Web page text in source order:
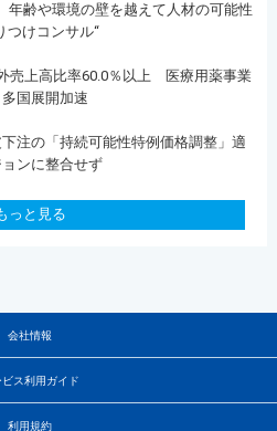
齢や環境の壁を越えて人材の可能性
けコンサル“
売上高比率60.0％以上 医療用薬事業
国展開加速
注の「持続可能性特例価格調整」適
ンに整合せず
っと見る
会社情報
ビス利用ガイド
利用規約